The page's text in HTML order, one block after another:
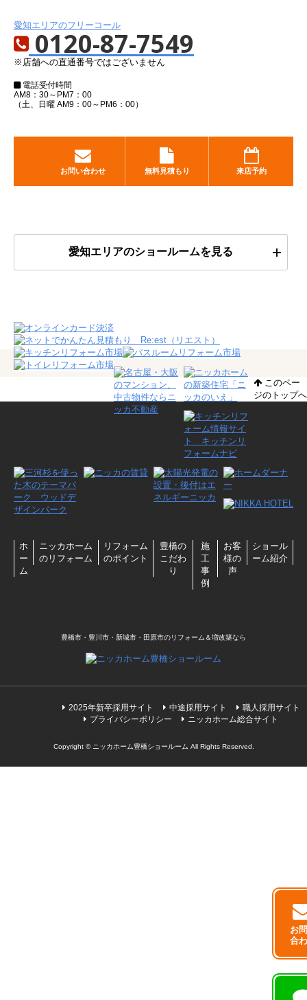
愛知エリアのフリーコール
0120-87-7549
※店舗への直通番号ではございません
電話受付時間
AM8：30～PM7：00
（土、日曜 AM9：00～PM6：00）
お問い合わせ 無料見積もり 来店予約
愛知エリアのショールームを見る
お
合
このペー
ジのトップへ
ホ
ー
ム
ニッカホーム
のリフォーム
リフォーム
のポイント
豊橋の
こだわ
り
施
工
事
例
お客
様の
声
ショール
ーム紹介
豊橋市・豊川市・新城市・田原市のリフォーム＆増改築なら
2025年新卒採用サイト 中途採用サイト
職人採用サイト
プライバシーポリシー
ニッカホーム総合サイト
Copyright © ニッカホーム豊橋ショールーム All Rights Reserved.